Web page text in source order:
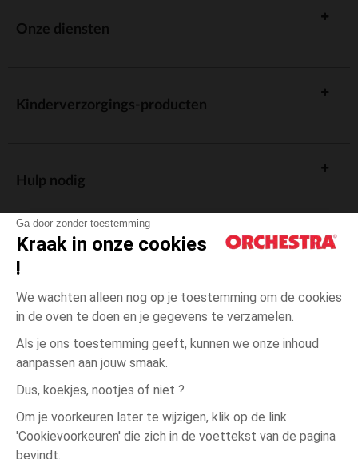
Ga door zonder toestemming
Kraak in onze cookies
!
We wachten alleen nog op je toestemming om de cookies
in de oven te doen en je gegevens te verzamelen.
Als je ons toestemming geeft, kunnen we onze inhoud
aanpassen aan jouw smaak.
Dus, koekjes, nootjes of niet ?
Om je voorkeuren later te wijzigen, klik op de link
'Cookievoorkeuren' die zich in de voettekst van de pagina
bevindt.
Ecru Ecru
3
Onze diensten
Kinderverzorgings-producten
Hulp nodig
Algemene verkoopsvoorwaarden
Wettelijke bepalingen
Persoonsgegevens